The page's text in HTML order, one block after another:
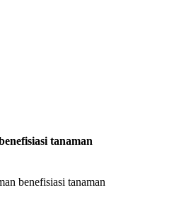
tanaman
benefisiasi tanaman